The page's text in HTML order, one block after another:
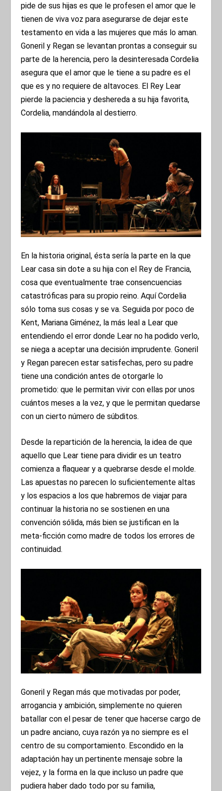
pide de sus hijas es que le profesen el amor que le
tienen de viva voz para asegurarse de dejar este
testamento en vida a las mujeres que más lo aman.
Goneril y Regan se levantan prontas a conseguir su
parte de la herencia, pero la desinteresada Cordelia
asegura que el amor que le tiene a su padre es el
que es y no requiere de altavoces. El Rey Lear
pierde la paciencia y deshereda a su hija favorita,
Cordelia, mandándola al destierro.
En la historia original, ésta sería la parte en la que
Lear casa sin dote a su hija con el Rey de Francia,
cosa que eventualmente trae consencuencias
catastróficas para su propio reino. Aquí Cordelia
sólo toma sus cosas y se va. Seguida por poco de
Kent, Mariana Giménez, la más leal a Lear que
entendiendo el error donde Lear no ha podido verlo,
se niega a aceptar una decisión imprudente. Goneril
y Regan parecen estar satisfechas, pero su padre
tiene una condición antes de otorgarle lo
prometido: que le permitan vivir con ellas por unos
cuántos meses a la vez, y que le permitan quedarse
con un cierto número de súbditos.
Desde la repartición de la herencia, la idea de que
aquello que Lear tiene para dividir es un teatro
comienza a flaquear y a quebrarse desde el molde.
Las apuestas no parecen lo suficientemente altas
y los espacios a los que habremos de viajar para
continuar la historia no se sostienen en una
convención sólida, más bien se justifican en la
meta-ficción como madre de todos los errores de
continuidad.
Goneril y Regan más que motivadas por poder,
arrogancia y ambición, simplemente no quieren
batallar con el pesar de tener que hacerse cargo de
un padre anciano, cuya razón ya no siempre es el
centro de su comportamiento. Escondido en la
adaptación hay un pertinente mensaje sobre la
vejez, y la forma en la que incluso un padre que
pudiera haber dado todo por su familia,